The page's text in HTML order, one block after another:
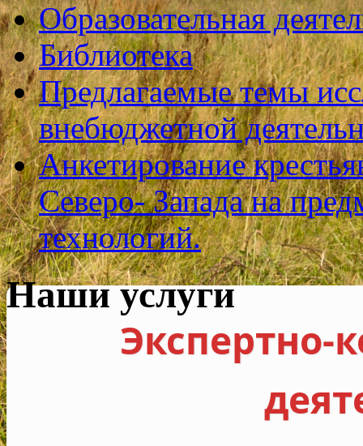
Образовательная
Библиотека
Предлагаемые темы
внебюджетной
Анкетирование
Северо- Запада на
технологий.
Наши услуги
Экспертно-